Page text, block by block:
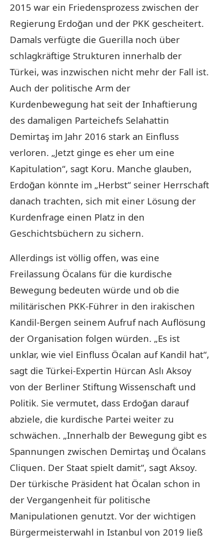
2015 war ein Friedensprozess zwischen der
Regierung Erdoğan und der PKK gescheitert.
Damals verfügte die Guerilla noch über
schlagkräftige Strukturen innerhalb der
Türkei, was inzwischen nicht mehr der Fall ist.
Auch der politische Arm der
Kurdenbewegung hat seit der Inhaftierung
des damaligen Parteichefs Selahattin
Demirtaş im Jahr 2016 stark an Einfluss
verloren. „Jetzt ginge es eher um eine
Kapitulation“, sagt Koru. Manche glauben,
Erdoğan könnte im „Herbst“ seiner Herrschaft
danach trachten, sich mit einer Lösung der
Kurdenfrage einen Platz in den
Geschichtsbüchern zu sichern.
Allerdings ist völlig offen, was eine
Freilassung Öcalans für die kurdische
Bewegung bedeuten würde und ob die
militärischen PKK-Führer in den irakischen
Kandil-Bergen seinem Aufruf nach Auflösung
der Organisation folgen würden. „Es ist
unklar, wie viel Einfluss Öcalan auf Kandil hat“,
sagt die Türkei-Expertin Hürcan Aslı Aksoy
von der Berliner Stiftung Wissenschaft und
Politik. Sie vermutet, dass Erdoğan darauf
abziele, die kurdische Partei weiter zu
schwächen. „Innerhalb der Bewegung gibt es
Spannungen zwischen Demirtaş und Öcalans
Cliquen. Der Staat spielt damit“, sagt Aksoy.
Der türkische Präsident hat Öcalan schon in
der Vergangenheit für politische
Manipulationen genutzt. Vor der wichtigen
Bürgermeisterwahl in Istanbul von 2019 ließ